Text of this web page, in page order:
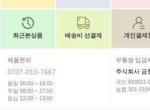
최근본상품 배송비 선결제 개인결제
제품문의
0707-010-7667
평일 08:00 ~ 19:00
주말 08:00 ~ 17:00
점심 12:00 ~ 13:00
무통장 입금
주식회사 금
국민 603501-
농협 301-